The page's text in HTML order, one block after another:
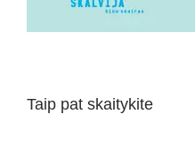
Taip pat skaitykite